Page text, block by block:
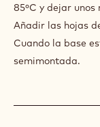
AL
85ºC y dejar
Añadir las hojas
Cuando la base
semimontada.